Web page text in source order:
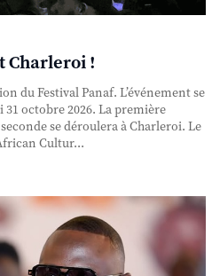
Charleroi !
du Festival Panaf. L’événement se
octobre 2026. La première
se déroulera à Charleroi. Le
Cultur...